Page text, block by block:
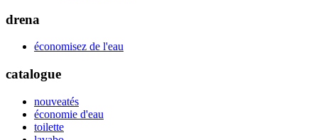
drena
économisez de l'eau
catalogue
nouveatés
économie d'eau
toilette